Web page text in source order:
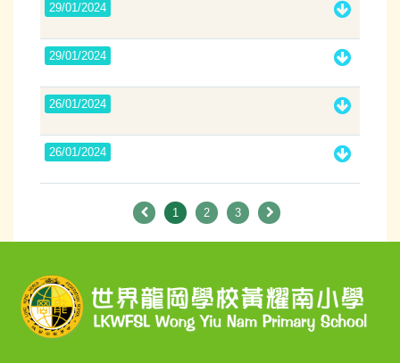
29/01/2024
29/01/2024
26/01/2024
26/01/2024
1 2 3